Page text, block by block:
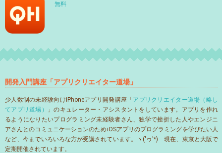
無料
開発入門講座「アプリクリエイター道場」
少人数制の未経験向けiPhoneアプリ開発講座「 アプリクリエイター道場（略し
てアプリ道場）
」のキュレーター・アシスタントをしています。アプリを作れ
るようになりたいプログラミング未経験者さん、独学で挫折した人やエンジニ
アさんとのコミュニケーションのためiOSアプリのプログラミングを学びたい人
など、今までいろいろな方が受講されています。ヽ('ヮ'*)ゝ現在、東京と大阪で
定期開催されています。